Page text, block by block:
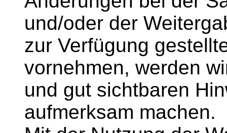
und/oder der
zur Verfügung
vornehmen, werden
und gut sichtbaren
aufmerksam machen.